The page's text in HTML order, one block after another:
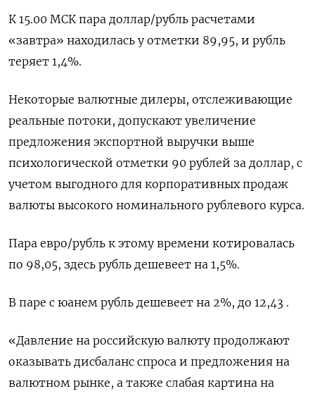
К 15.00 МСК пара доллар/рубль расчетами
«завтра» находилась у отметки 89,95, и рубль
теряет 1,4%.
Некоторые валютные дилеры, отслеживающие
реальные потоки, допускают увеличение
предложения экспортной выручки выше
психологической отметки 90 рублей за доллар, с
учетом выгодного для корпоративных продаж
валюты высокого номинального рублевого курса.
Пара евро/рубль к этому времени котировалась
по 98,05, здесь рубль дешевеет на 1,5%.
В паре с юанем рубль дешевеет на 2%, до 12,43 .
«Давление на российскую валюту продолжают
оказывать дисбаланс спроса и предложения на
валютном рынке, а также слабая картина на